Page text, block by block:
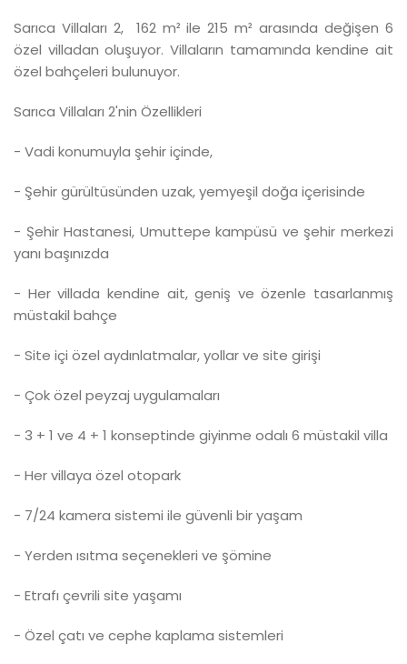
Sarıca Villaları 2, 162 m² ile 215 m² arasında değişen 6
özel villadan oluşuyor. Villaların tamamında kendine ait
özel bahçeleri bulunuyor.
Sarıca Villaları 2'nin Özellikleri
- Vadi konumuyla şehir içinde,
- Şehir gürültüsünden uzak, yemyeşil doğa içerisinde
- Şehir Hastanesi, Umuttepe kampüsü ve şehir merkezi
yanı başınızda
- Her villada kendine ait, geniş ve özenle tasarlanmış
müstakil bahçe
- Site içi özel aydınlatmalar, yollar ve site girişi
- Çok özel peyzaj uygulamaları
- 3 + 1 ve 4 + 1 konseptinde giyinme odalı 6 müstakil villa
- Her villaya özel otopark
- 7/24 kamera sistemi ile güvenli bir yaşam
- Yerden ısıtma seçenekleri ve şömine
- Etrafı çevrili site yaşamı
- Özel çatı ve cephe kaplama sistemleri